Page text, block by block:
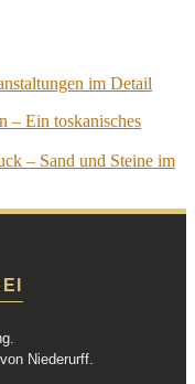
im Detail
– Ein toskanisches
– Sand und Steine im
Niederurff.